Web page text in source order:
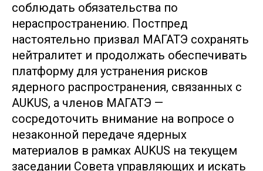
соблюдать обязательства по
нераспространению. Постпред
настоятельно призвал МАГАТЭ сохранять
нейтралитет и продолжать обеспечивать
платформу для устранения рисков
ядерного распространения, связанных с
AUKUS, а членов МАГАТЭ —
сосредоточить внимание на вопросе о
незаконной передаче ядерных
материалов в рамках AUKUS на текущем
заседании Совета управляющих и искать